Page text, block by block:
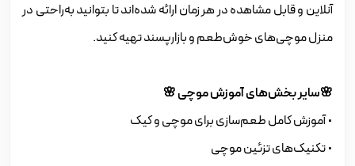
آنلاین و قابل مشاهده در هر زمان ارائه شده‌اند تا بتوانید به‌راحتی در
منزل موچی‌های خوش‌طعم و بازارپسند تهیه کنید.
🌸سایر بخش‌های آموزش موچی 🌸
• آموزش کامل طعم‌سازی برای موچی و کیک
• تکنیک‌های تزئین موچی